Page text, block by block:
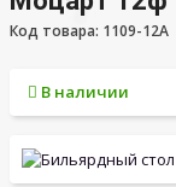
Код товара: 1109-12A
В наличии